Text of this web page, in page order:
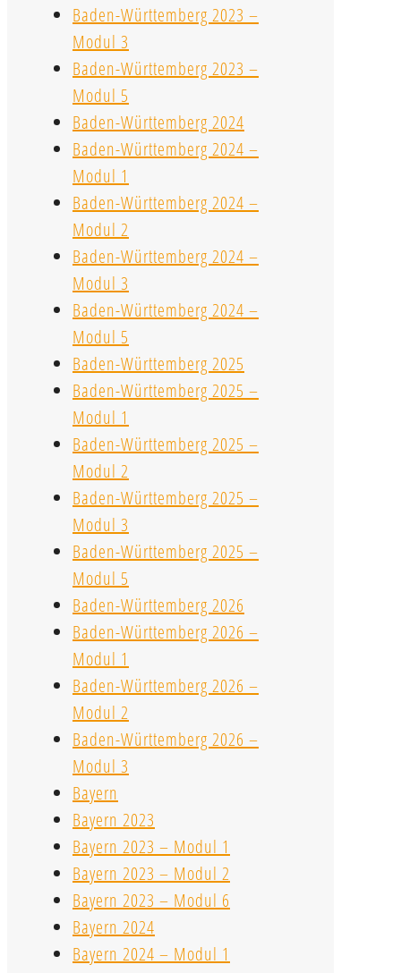
Baden-Württemberg 2023 –
Modul 3
Baden-Württemberg 2023 –
Modul 5
Baden-Württemberg 2024
Baden-Württemberg 2024 –
Modul 1
Baden-Württemberg 2024 –
Modul 2
Baden-Württemberg 2024 –
Modul 3
Baden-Württemberg 2024 –
Modul 5
Baden-Württemberg 2025
Baden-Württemberg 2025 –
Modul 1
Baden-Württemberg 2025 –
Modul 2
Baden-Württemberg 2025 –
Modul 3
Baden-Württemberg 2025 –
Modul 5
Baden-Württemberg 2026
Baden-Württemberg 2026 –
Modul 1
Baden-Württemberg 2026 –
Modul 2
Baden-Württemberg 2026 –
Modul 3
Bayern
Bayern 2023
Bayern 2023 – Modul 1
Bayern 2023 – Modul 2
Bayern 2023 – Modul 6
Bayern 2024
Bayern 2024 – Modul 1